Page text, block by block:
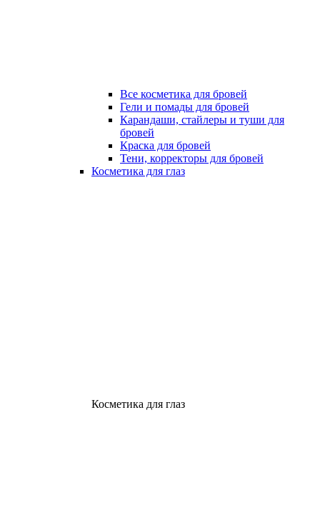
Все косметика для бровей
Гели и помады для бровей
Карандаши, стайлеры и туши для
бровей
Краска для бровей
Тени, корректоры для бровей
Косметика для глаз
Косметика для глаз